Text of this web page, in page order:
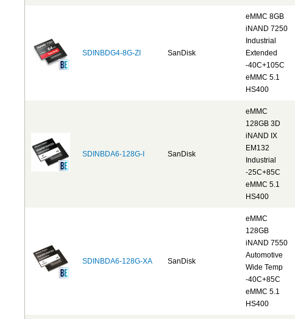
SDINBDG4-8G-ZI SanDisk
eMMC 8GB
iNAND 7250
Industrial
Extended
-40C+105C
eMMC 5.1
HS400
SDINBDA6-128G-I SanDisk
eMMC
128GB 3D
iNAND IX
EM132
Industrial
-25C+85C
eMMC 5.1
HS400
SDINBDA6-128G-XA SanDisk
eMMC
128GB
iNAND 7550
Automotive
Wide Temp
-40C+85C
eMMC 5.1
HS400